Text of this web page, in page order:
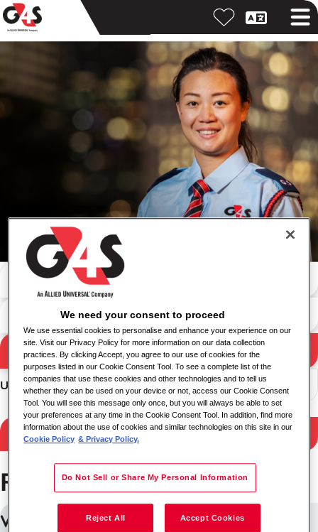
Hasil pencarian
Cari dengan kata kunci
Pencarian
Urutkan
Hasil filter
Pekerjaan di Sumaré
VIGILANTE - SUMARE / SP
We need your consent to proceed
We use essential cookies to personalise and enhance your experience on our
site. Visit our Privacy Policy for more information on our data collection
practices. By clicking Accept, you agree to our use of cookies for the
purposes listed in our Cookie Consent Tool. To see a complete list of the
companies that use these cookies and other technologies and to tell us
whether they can be used on your device or not, access our Cookie Consent
Tool. You will see this message only once, but you will always be able to set
your preferences at any time in the Cookie Consent Tool. In addition, find more
information about the use of cookies and similar technologies on this site in our
Cookie Policy & Privacy Policy.
Do Not Sell or Share My Personal Information
Reject All Accept Cookies